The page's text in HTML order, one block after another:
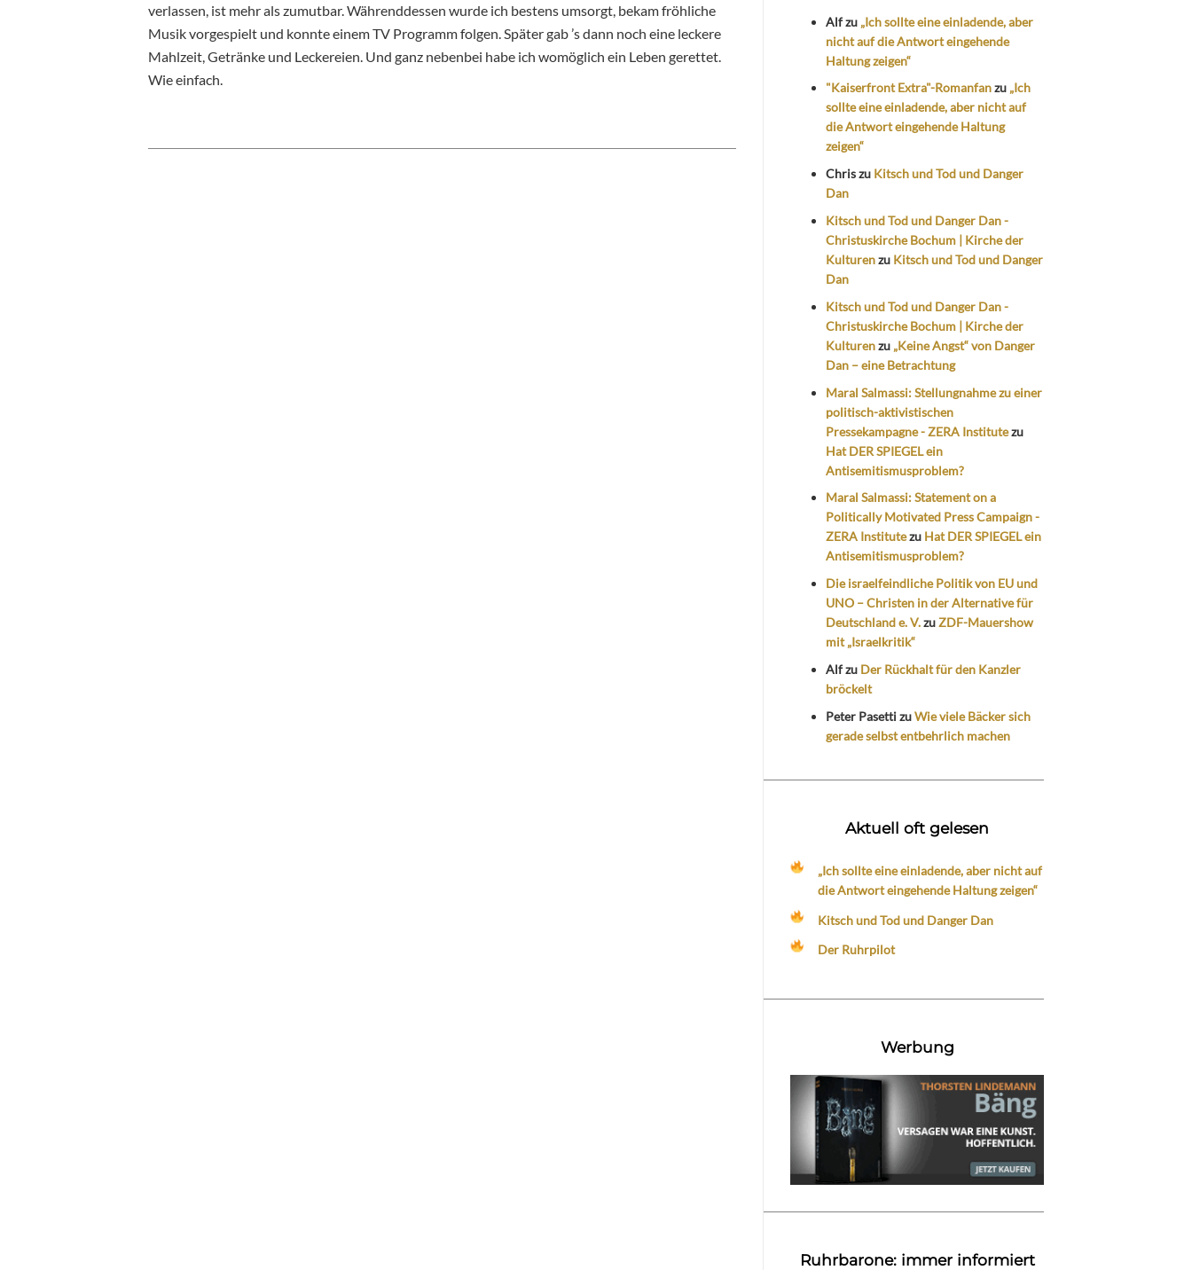
verlassen, ist mehr als zumutbar. Währenddessen wurde ich bestens umsorgt, bekam fröhliche
Musik vorgespielt und konnte einem TV Programm folgen. Später gab ’s dann noch eine leckere
Mahlzeit, Getränke und Leckereien. Und ganz nebenbei habe ich womöglich ein Leben gerettet.
Wie einfach.
Alfzu „Ich sollte eine einladende, aber
nicht auf die Antwort eingehende
Haltung zeigen“
"Kaiserfront Extra"-Romanfanzu „Ich
sollte eine einladende, aber nicht auf
die Antwort eingehende Haltung
zeigen“
Chriszu Kitsch und Tod und Danger
Dan
Kitsch und Tod und Danger Dan -
Christuskirche Bochum | Kirche der
Kulturenzu Kitsch und Tod und Danger
Dan
Kitsch und Tod und Danger Dan -
Christuskirche Bochum | Kirche der
Kulturenzu „Keine Angst“ von Danger
Dan – eine Betrachtung
Maral Salmassi: Stellungnahme zu einer
politisch-aktivistischen
Pressekampagne - ZERA Institutezu
Hat DER SPIEGEL ein
Antisemitismusproblem?
Maral Salmassi: Statement on a
Politically Motivated Press Campaign -
ZERA Institutezu Hat DER SPIEGEL ein
Antisemitismusproblem?
Die israelfeindliche Politik von EU und
UNO – Christen in der Alternative für
Deutschland e. V.zuZDF-Mauershow
mit „Israelkritik“
Alfzu Der Rückhalt für den Kanzler
bröckelt
Peter PasettizuWie viele Bäcker sich
gerade selbst entbehrlich machen
Aktuell oft gelesen
„Ich sollte eine einladende, aber nicht auf
die Antwort eingehende Haltung zeigen“
Kitsch und Tod und Danger Dan
Der Ruhrpilot
Werbung
Ruhrbarone: immer informiert